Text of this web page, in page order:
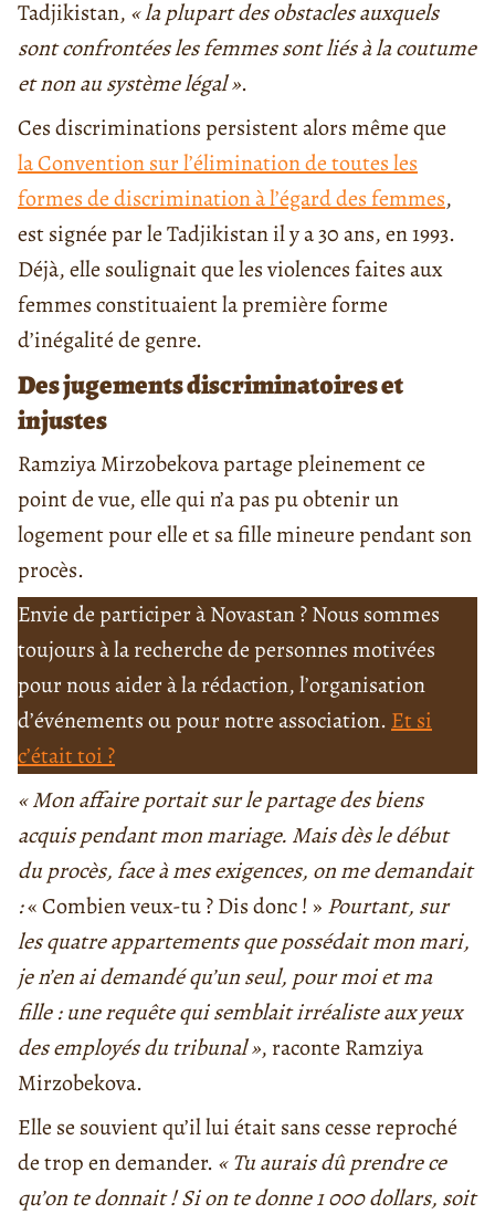
Tadjikistan, «la plupart des obstacles auxquels
sont confrontées les femmes sont liés à la coutume
et non au système légal ».
Ces discriminations persistent alors même que
laConvention sur l’élimination de toutes les
formes de discrimination à l’égard des femmes,
est signée par le Tadjikistan il y a 30 ans, en 1993.
Déjà, elle soulignait que les violences faites aux
femmes constituaient la première forme
d’inégalité de genre.
Des jugements discriminatoires et
injustes
Ramziya Mirzobekova partage pleinement ce
point de vue, elle qui n’a pas pu obtenir un
logement pour elle et sa fille mineure pendant son
procès.
Envie de participer à Novastan ? Nous sommes
toujours à la recherche de personnes motivées
pour nous aider à la rédaction, l’organisation
d’événements ou pour notre association. Et si
c’était toi ?
«Mon affaire portait sur le partage des biens
acquis pendant mon mariage. Mais dès le début
du procès, face à mes exigences, on me demandait
:« Combien veux-tu ? Dis donc ! » Pourtant, sur
les quatre appartements que possédait mon mari,
je n’en ai demandé qu’un seul, pour moi et ma
fille : une requête qui semblait irréaliste aux yeux
des employés du tribunal », raconte Ramziya
Mirzobekova.
Elle se souvient qu’il lui était sans cesse reproché
de trop en demander. « Tu aurais dû prendre ce
qu’on te donnait ! Si on te donne 1 000 dollars, soit